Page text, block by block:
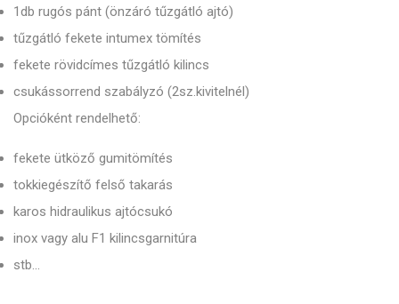
1db rugós pánt (önzáró tűzgátló ajtó)
tűzgátló fekete intumex tömítés
fekete rövidcímes tűzgátló kilincs
csukássorrend szabályzó (2sz.kivitelnél)
Opcióként rendelhető:
fekete ütköző gumitömítés
tokkiegészítő felső takarás
karos hidraulikus ajtócsukó
inox vagy alu F1 kilincsgarnitúra
stb...